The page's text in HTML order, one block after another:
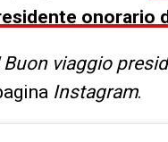
onorario
Buon viaggio
Instagram.